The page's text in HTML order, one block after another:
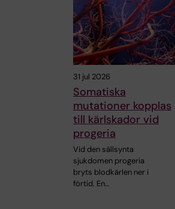
31 jul 2026
Somatiska
mutationer kopplas
till kärlskador vid
progeria
Vid den sällsynta
sjukdomen progeria
bryts blodkärlen ner i
förtid. En…